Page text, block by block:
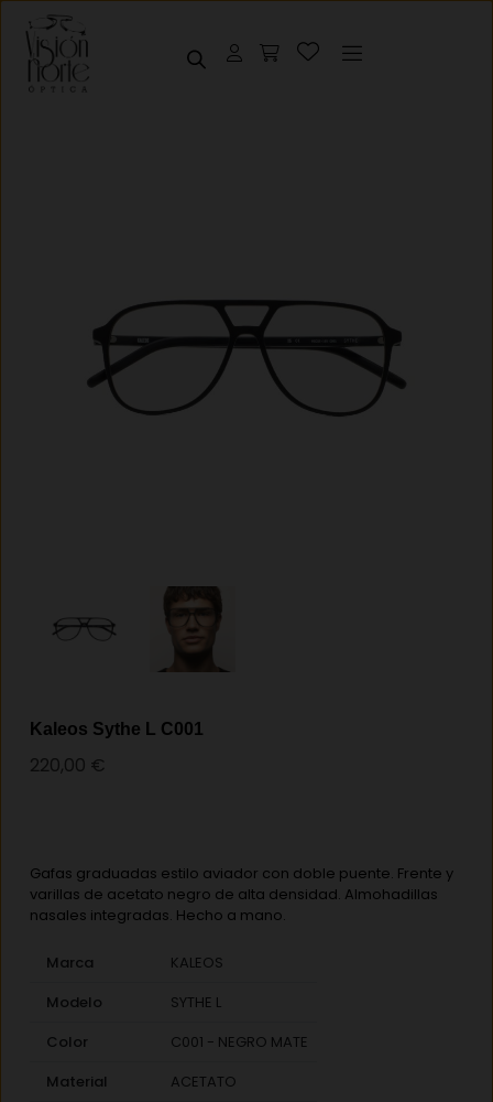
Kaleos Sythe L C001
220,00 €
Gafas graduadas estilo aviador con doble puente. Frente y
varillas de acetato negro de alta densidad. Almohadillas
nasales integradas. Hecho a mano.
Marca
KALEOS
Modelo
SYTHE L
Color
C001 - NEGRO MATE
Material
ACETATO